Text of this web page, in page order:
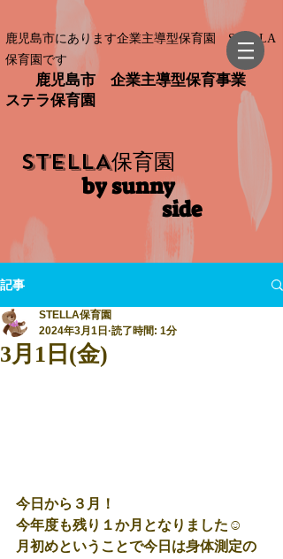
鹿児島市にあります企業主導型保育園 STELLA
保育園です
鹿児島市 企業主導型保育事業
ステラ保育園
STELLA保育園
by sunny
side​
記事
3月1日(金)
STELLA保育園
2024年3月1日 読了時間: 1分
今日から３月！
今年度も残り１か月となりました☺
月初めということで今日は身体測定の